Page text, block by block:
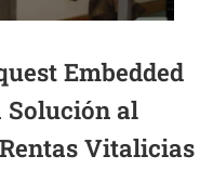
Embedded
Solución al
Vitalicias